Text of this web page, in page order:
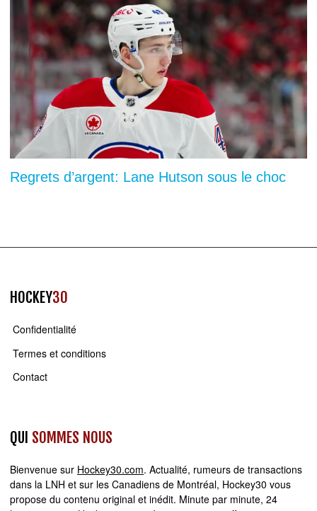
Regrets d’argent: Lane Hutson sous le choc
HOCKEY30
Confidentialité
Termes et conditions
Contact
QUI SOMMES NOUS
Bienvenue sur Hockey30.com. Actualité, rumeurs de transactions
dans la LNH et sur les Canadiens de Montréal, Hockey30 vous
propose du contenu original et inédit. Minute par minute, 24